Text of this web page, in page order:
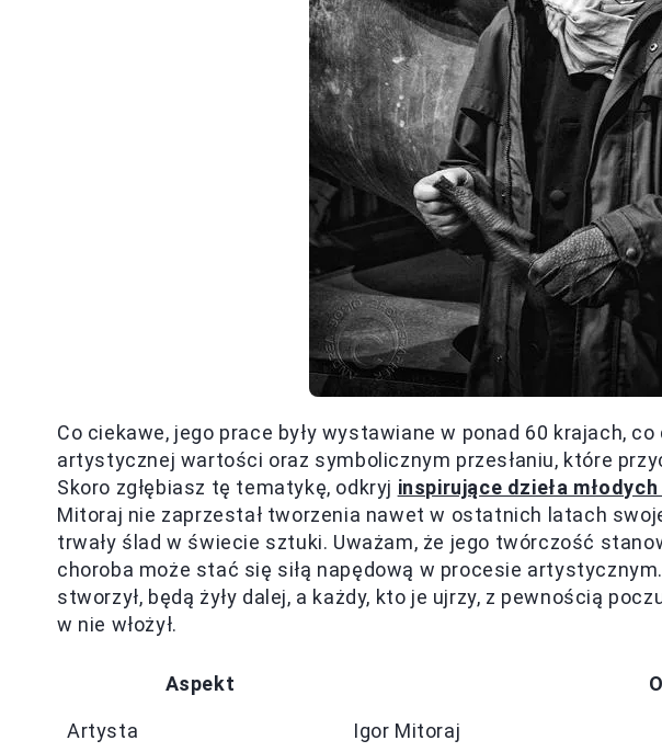
Co ciekawe, jego prace były wystawiane w ponad 60 krajach,
artystycznej wartości oraz symbolicznym przesłaniu, które
Skoro zgłębiasz tę tematykę, odkryj inspirujące dzieła
Mitoraj nie zaprzestał tworzenia nawet w ostatnich latach
trwały ślad w świecie sztuki. Uważam, że jego twórczość
choroba może stać się siłą napędową w procesie
stworzył, będą żyły dalej, a każdy, kto je ujrzy, z pewnością
w nie włożył.
Aspekt
Artysta Igor Mitoraj